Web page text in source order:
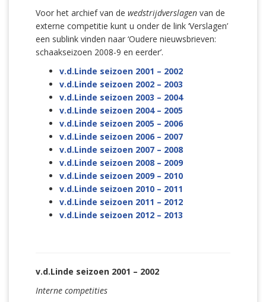
Voor het archief van de wedstrijdverslagen van de
externe competitie kunt u onder de link ‘Verslagen’
een sublink vinden naar ‘Oudere nieuwsbrieven:
schaakseizoen 2008-9 en eerder’.
v.d.Linde seizoen 2001 – 2002
v.d.Linde seizoen 2002 – 2003
v.d.Linde seizoen 2003 – 2004
v.d.Linde seizoen 2004 – 2005
v.d.Linde seizoen 2005 – 2006
v.d.Linde seizoen 2006 – 2007
v.d.Linde seizoen 2007 – 2008
v.d.Linde seizoen 2008 – 2009
v.d.Linde seizoen 2009 – 2010
v.d.Linde seizoen 2010 – 2011
v.d.Linde seizoen 2011 – 2012
v.d.Linde seizoen 2012 – 2013
v.d.Linde seizoen 2001 – 2002
Interne competities